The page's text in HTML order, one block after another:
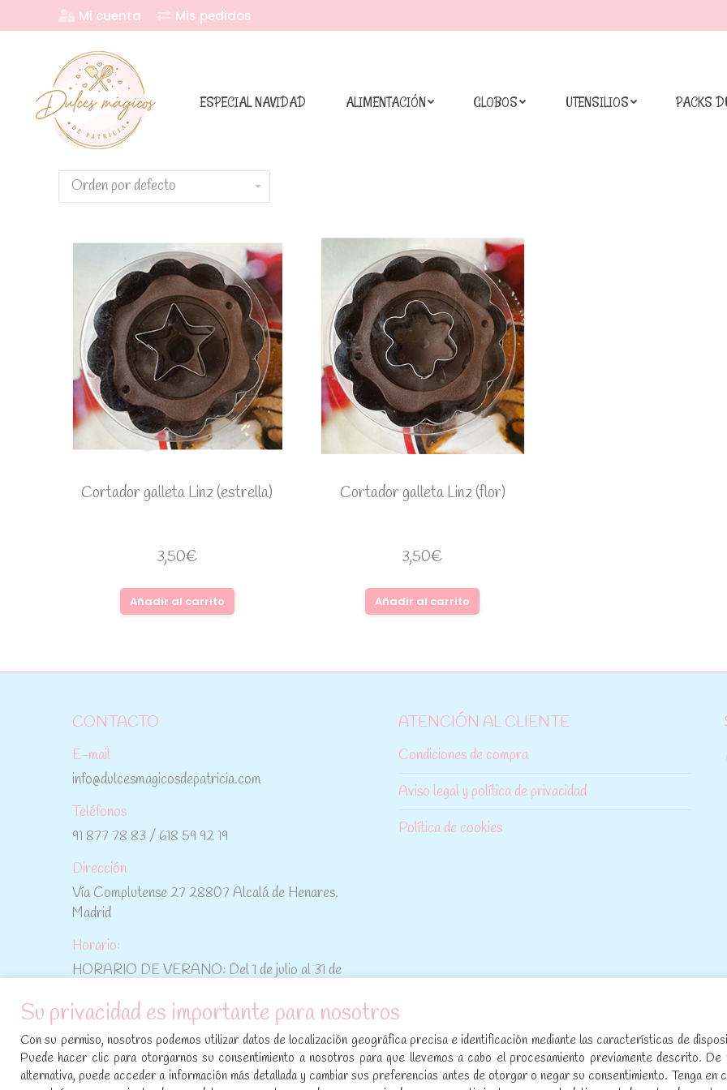
Mi cuenta Mis pedidos
ESPECIAL NAVIDAD ALIMENTACIÓN GLOBOS UTENSILIOS PACKS
Cortador galleta Linz (estrella)
3,50€
Añadir al carrito
Cortador galleta Linz (flor)
3,50€
Añadir al carrito
CONTACTO
E-mail
info@dulcesmagicosdepatricia.com
Teléfonos
91 877 78 83 / 618 59 92 19
Dirección
Vía Complutense 27 28807 Alcalá de Henares.
Madrid
Horario:
HORARIO DE VERANO: Del 1 de julio al 31 de
ATENCIÓN AL CLIENTE
Condiciones de compra
Aviso legal y política de privacidad
Política de cookies
No te pierdas las promociones y novedades,
suscríbete a nuestra newsletter:
[sibwp_form id=1]
Su privacidad es importante para nosotros
Con su permiso, nosotros podemos utilizar datos de localización geográfica precisa e identificación mediante las características de
Puede hacer clic para otorgarnos su consentimiento a nosotros para que llevemos a cabo el procesamiento previamente descrito. De
alternativa, puede acceder a información más detallada y cambiar sus preferencias antes de otorgar o negar su consentimiento. Tenga en